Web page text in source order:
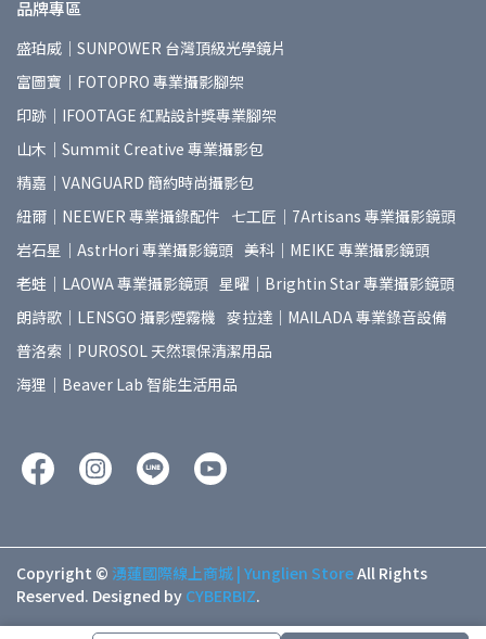
品牌專區
盛珀威｜SUNPOWER 台灣頂級光學鏡片
富圖寶｜FOTOPRO 專業攝影腳架
印跡｜IFOOTAGE 紅點設計獎專業腳架
山木｜Summit Creative 專業攝影包
精嘉｜VANGUARD 簡約時尚攝影包
紐爾｜NEEWER 專業攝錄配件 七工匠｜7Artisans 專業攝影鏡頭
岩石星｜AstrHori 專業攝影鏡頭 美科｜MEIKE 專業攝影鏡頭
老蛙｜LAOWA 專業攝影鏡頭 星曜｜Brightin Star 專業攝影鏡頭
朗詩歌｜LENSGO 攝影煙霧機 麥拉達｜MAILADA 專業錄音設備
普洛索｜PUROSOL 天然環保清潔用品
海狸｜Beaver Lab 智能生活用品
Copyright © 湧蓮國際線上商城 | Yunglien StoreAll Rights
Reserved. Designed by CYBERBIZ.